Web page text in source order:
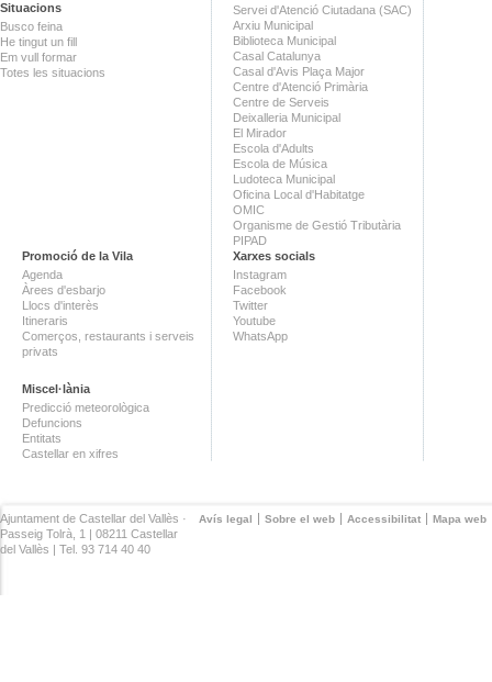
Situacions
Busco feina
He tingut un fill
Em vull formar
Totes les situacions
Servei d'Atenció Ciutadana (SAC)
Arxiu Municipal
Biblioteca Municipal
Casal Catalunya
Casal d'Avis Plaça Major
Centre d'Atenció Primària
Centre de Serveis
Deixalleria Municipal
El Mirador
Escola d'Adults
Escola de Música
Ludoteca Municipal
Oficina Local d'Habitatge
OMIC
Organisme de Gestió Tributària
PIPAD
Promoció de la Vila
Agenda
Àrees d'esbarjo
Llocs d'interès
Itineraris
Comerços, restaurants i serveis
privats
Miscel·lània
Predicció meteorològica
Defuncions
Entitats
Castellar en xifres
Xarxes socials
Instagram
Facebook
Twitter
Youtube
WhatsApp
Avís legal Sobre el web Accessibilitat Mapa web
Ajuntament de Castellar del Vallès ·
Passeig Tolrà, 1 | 08211 Castellar
del Vallès | Tel. 93 714 40 40